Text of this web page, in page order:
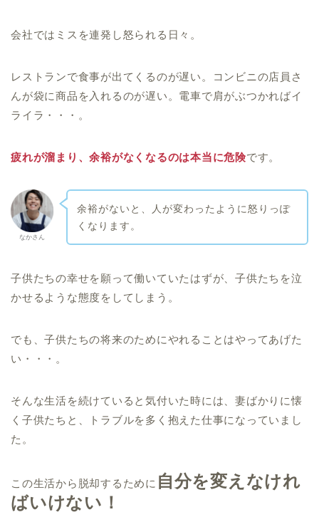
会社ではミスを連発し怒られる 日々。
レストランで食事が出てくるのが遅い。コンビニの店員さ
んが袋に商品を入れるのが遅い。電車で肩がぶつかればイ
ライラ・・・。
疲れが溜まり、余裕がなくなるのは本当に危険です。
なかさん
余裕がないと、人が変わったように怒りっぽ
くなります。
子供たちの幸せを願って働いていたはずが、子供たちを泣
かせるような態度をしてしまう。
でも、子供たちの将来のためにやれることはやってあげた
い・・・。
そんな生活を続けていると気付いた時には、妻ばかりに懐
く子供たちと、トラブルを多く抱えた仕事になっていまし
た。
この生活から脱却するために 自分を変えなけれ
ばいけない！